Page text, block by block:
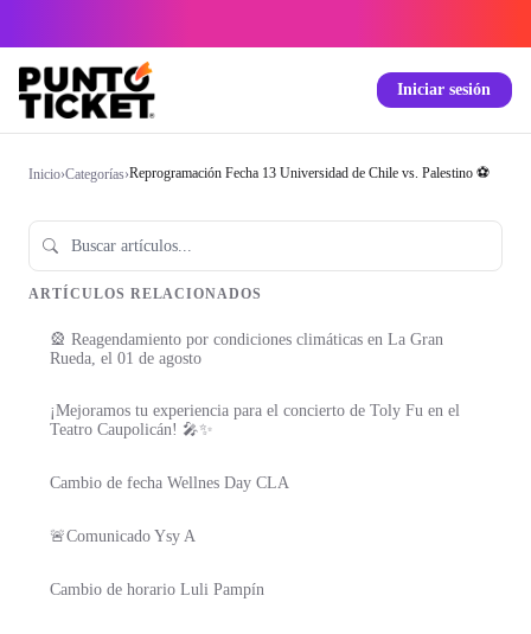
Iniciar sesión
Inicio›Categorías›Reprogramación Fecha 13 Universidad de Chile vs. Palestino ⚽️
ARTÍCULOS RELACIONADOS
🎡 Reagendamiento por condiciones climáticas en La Gran
Rueda, el 01 de agosto
¡Mejoramos tu experiencia para el concierto de Toly Fu en el
Teatro Caupolicán! 🎤✨
Cambio de fecha Wellnes Day CLA
🚨Comunicado Ysy A
Cambio de horario Luli Pampín